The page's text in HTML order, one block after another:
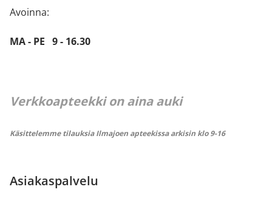
Avoinna:
MA - PE 9 - 16.30
Verkkoapteekki on aina auki
Käsittelemme tilauksia Ilmajoen apteekissa arkisin klo 9-16
Asiakaspalvelu